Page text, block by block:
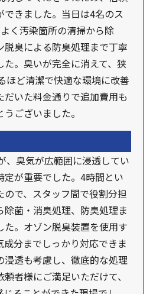
できました。当日は4名のス
く汚染箇所の清掃から除
脱臭による防臭処理まで丁寧
た。臭いが完全に消えて、狭
ほど清潔で快適な環境に改善
だいた料金通りで追加費用も
ございました。
、臭気が広範囲に浸透してい
定が重要でした。4時間とい
ので、スタッフ間で役割分担
菌・消臭処理、防臭処理ま
た。オゾン脱臭装置を使用す
成分までしっかり対応できま
浸透も考慮し、徹底的な処理
者様にご満足いただけて、